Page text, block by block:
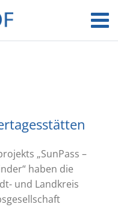
„SunPass –
haben die
und Landkreis